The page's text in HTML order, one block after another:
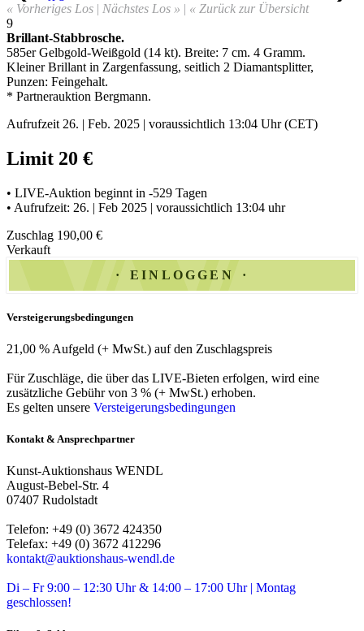
« Vorheriges Los | Nächstes Los » | « Zurück zur Übersicht
9
Brillant-Stabbrosche.
585er Gelbgold-Weißgold (14 kt). Breite: 7 cm. 4 Gramm.
Kleiner Brillant in Zargenfassung, seitlich 2 Diamantsplitter,
Punzen: Feingehalt.
* Partnerauktion Bergmann.
Aufrufzeit 26. | Feb. 2025 | voraussichtlich 13:04 Uhr (CET)
Limit 20 €
• LIVE-Auktion beginnt in -529 Tagen
• Aufrufzeit: 26. | Feb 2025 | voraussichtlich 13:04 uhr
Zuschlag 190,00 €
Verkauft
EINLOGGEN
Versteigerungsbedingungen
21,00 % Aufgeld (+ MwSt.) auf den Zuschlagspreis
Für Zuschläge, die über das LIVE-Bieten erfolgen, wird eine
zusätzliche Gebühr von 3 % (+ MwSt.) erhoben.
Es gelten unsere Versteigerungsbedingungen
Kontakt & Ansprechpartner
Kunst-Auktionshaus WENDL
August-Bebel-Str. 4
07407 Rudolstadt
Telefon: +49 (0) 3672 424350
Telefax: +49 (0) 3672 412296
kontakt@auktionshaus-wendl.de
Di – Fr 9:00 – 12:30 Uhr & 14:00 – 17:00 Uhr | Montag
geschlossen!